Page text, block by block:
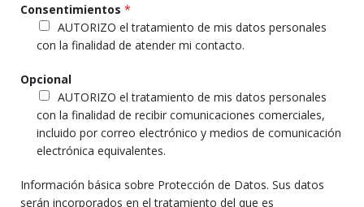
Consentimientos *
AUTORIZO el tratamiento de mis datos personales
con la finalidad de atender mi contacto.
Opcional
AUTORIZO el tratamiento de mis datos personales
con la finalidad de recibir comunicaciones comerciales,
incluido por correo electrónico y medios de comunicación
electrónica equivalentes.
Información básica sobre Protección de Datos. Sus datos
serán incorporados en el tratamiento del que es